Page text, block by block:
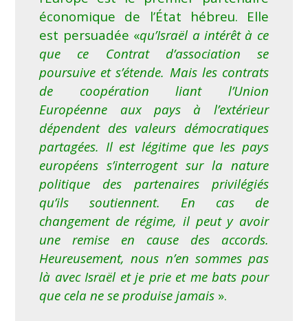
économique de l’État hébreu. Elle
est persuadée «qu’Israël a intérêt à ce
que ce Contrat d’association se
poursuive et s’étende. Mais les contrats
de coopération liant l’Union
Européenne aux pays à l’extérieur
dépendent des valeurs démocratiques
partagées. Il est légitime que les pays
européens s’interrogent sur la nature
politique des partenaires privilégiés
qu’ils soutiennent. En cas de
changement de régime, il peut y avoir
une remise en cause des accords.
Heureusement, nous n’en sommes pas
là avec Israël et je prie et me bats pour
que cela ne se produise jamais ».